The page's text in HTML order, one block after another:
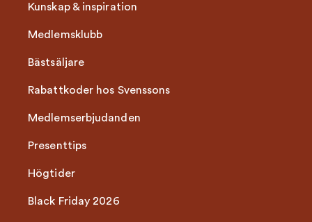
Kunskap & inspiration
Medlemsklubb
Bästsäljare
Rabattkoder hos Svenssons
Medlemserbjudanden
Presenttips
Högtider
Black Friday 2026